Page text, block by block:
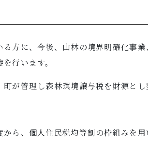
方に、今後、山林の境界明確化事
行います。
が管理し森林環境譲与税を財源とし
から、個人住民税均等割の枠組みを